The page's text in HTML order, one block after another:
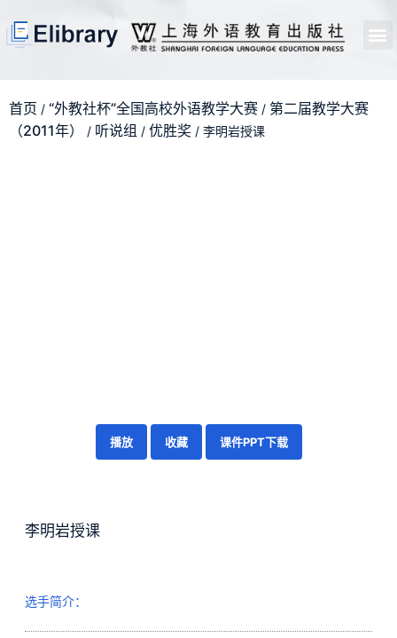
首页 / “外教社杯”全国高校外语教学大赛 / 第二届教学大赛
（2011年）
/ 听说组 / 优胜奖 / 李明岩授课
播放 收藏 课件PPT下载
李明岩授课
选手简介：